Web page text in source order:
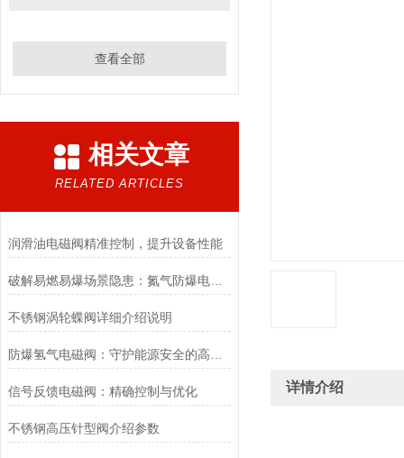
查看全部
相关文章
RELATED ARTICLES
润滑油电磁阀精准控制，提升设备性能
破解易燃易爆场景隐患：氮气防爆电磁阀的安全适配优化方案
不锈钢涡轮蝶阀详细介绍说明
信号反馈电磁阀：精确控制与优化
不锈钢高压针型阀介绍参数
详情介绍